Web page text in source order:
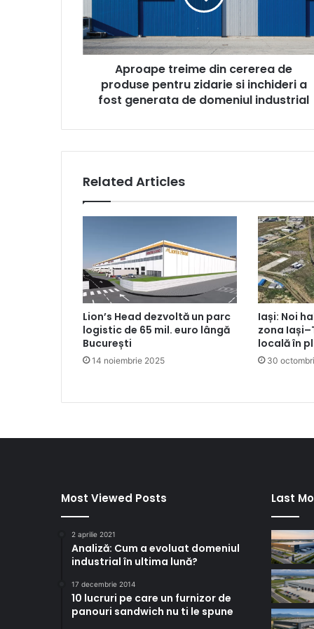
pentru
zidarie
si
inchideri
fost
de
Aproape treime din cererea de
produse pentru zidarie si inchideri a
fost generata de domeniul industrial
Related Articles
Lion’s Head dezvoltă un parc
logistic de 65 mil. euro lângă
București
14 noiembrie 2025
Iași: Noi
zona
locală în
30
Most Viewed Posts
2 aprilie 2021
Analiză: Cum a evoluat domeniul
industrial în ultima lună?
17 decembrie 2014
10 lucruri pe care un furnizor de
panouri sandwich nu ti le spune
Last